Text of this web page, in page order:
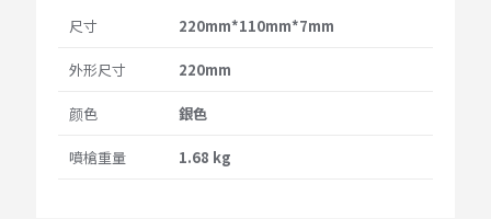
尺寸 220mm*110mm*7mm
外形尺寸 220mm
颜色 銀色
噴槍重量 1.68 kg